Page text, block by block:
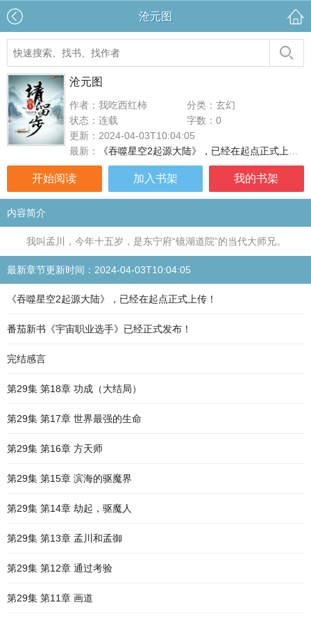
沧元图
沧元图
作者：我吃西红柿
分类：玄幻
状态：连载
字数：0
更新：2024-04-03T10:04:05
最新：
《吞噬星空2起源大陆》，已经在起点正式上传！
开始阅读 加入书架 我的书架
内容简介
我叫孟川，今年十五岁，是东宁府“镜湖道院”的当代大师兄。
最新章节更新时间：2024-04-03T10:04:05
《吞噬星空2起源大陆》，已经在起点正式上传！
番茄新书《宇宙职业选手》已经正式发布！
完结感言
第29集 第18章 功成（大结局）
第29集 第17章 世界最强的生命
第29集 第16章 方天师
第29集 第15章 滨海的驱魔界
第29集 第14章 劫起，驱魔人
第29集 第13章 孟川和孟御
第29集 第12章 通过考验
第29集 第11章 画道